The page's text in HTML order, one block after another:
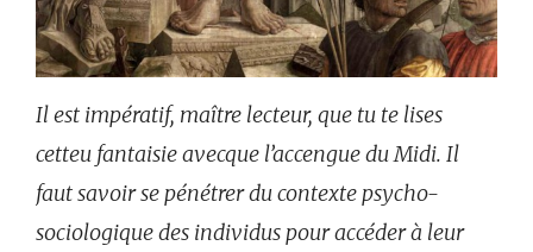
Il est impératif, maître lecteur, que tu te lises
cetteu fantaisie avecque l’accengue du Midi. Il
faut savoir se pénétrer du contexte psycho-
sociologique des individus pour accéder à leur